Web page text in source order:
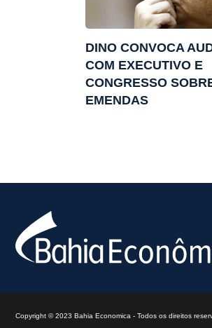
DINO CONVOCA
COM EXECUTIVO E
CONGRESSO
EMENDAS
Copyright © 2023 Bahia Economica - Todos os direitos